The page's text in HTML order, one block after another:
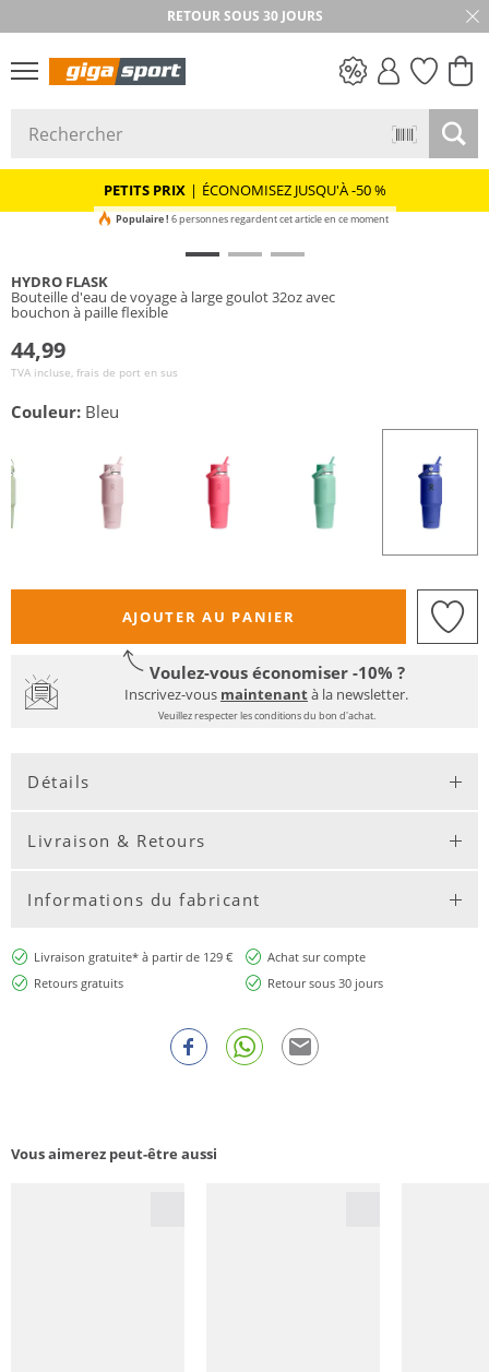
RETOUR SOUS 30 JOURS
PETITS PRIX | ÉCONOMISEZ JUSQU'À -50 %
Populaire ! 6 personnes regardent cet article en ce moment
HYDRO FLASK
Bouteille d'eau de voyage à large goulot 32oz avec
bouchon à paille flexible
44,99
TVA incluse, frais de port en sus
Couleur: Bleu
AJOUTER AU PANIER
Voulez-vous économiser -10% ?
Inscrivez-vous maintenantà la newsletter.
Veuillez respecter les conditions du bon d'achat.
Détails
Livraison & Retours
Informations du fabricant
Livraison gratuite* à partir de 129 €
Achat sur compte
Retours gratuits
Retour sous 30 jours
Vous aimerez peut-être aussi